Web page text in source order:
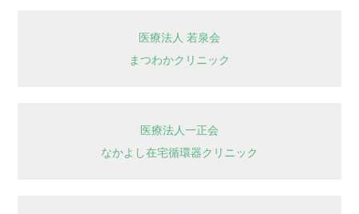
医療法人 若泉会
まつわかクリニック
医療法人一正会
なかよし在宅循環器クリニック